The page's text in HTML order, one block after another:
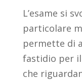
L’esame si
particolare
permette di
fastidio per
che